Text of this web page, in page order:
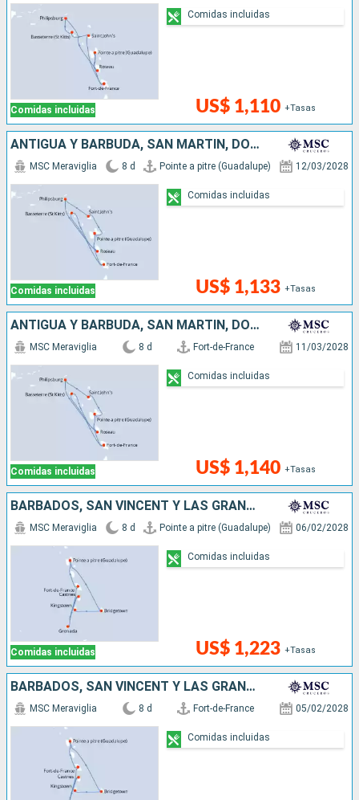
Comidas incluidas US$ 1,110 +Tasas
Comidas incluidas
ANTIGUA Y BARBUDA, SAN MARTÍN, DOMINICA
Comidas incluidas
MSC Meraviglia 8 d Pointe a pitre (Guadalupe) 12/03/2028
US$ 1,133 +Tasas
Comidas incluidas
ANTIGUA Y BARBUDA, SAN MARTÍN, DOMINICA
Comidas incluidas
MSC Meraviglia 8 d Fort-de-France 11/03/2028
US$ 1,140 +Tasas
Comidas incluidas
BARBADOS, SAN VINCENT Y LAS GRANADINAS, SANTA LUCIA, GRENADA
Comidas incluidas
MSC Meraviglia 8 d Pointe a pitre (Guadalupe) 06/02/2028
US$ 1,223 +Tasas
Comidas incluidas
BARBADOS, SAN VINCENT Y LAS GRANADINAS, SANTA LUCIA, GRENADA
MSC Meraviglia 8 d Fort-de-France 05/02/2028
Comidas incluidas